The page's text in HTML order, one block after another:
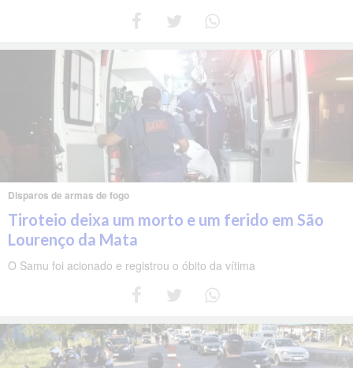
Disparos de armas de fogo
Tiroteio deixa um morto e um ferido em São
Lourenço da Mata
O Samu foi acionado e registrou o óbito da vítima